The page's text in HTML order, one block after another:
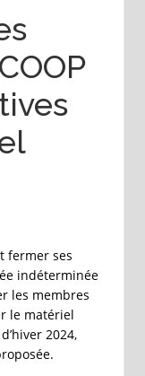
fermer ses
indéterminée
les membres
le matériel
2024,